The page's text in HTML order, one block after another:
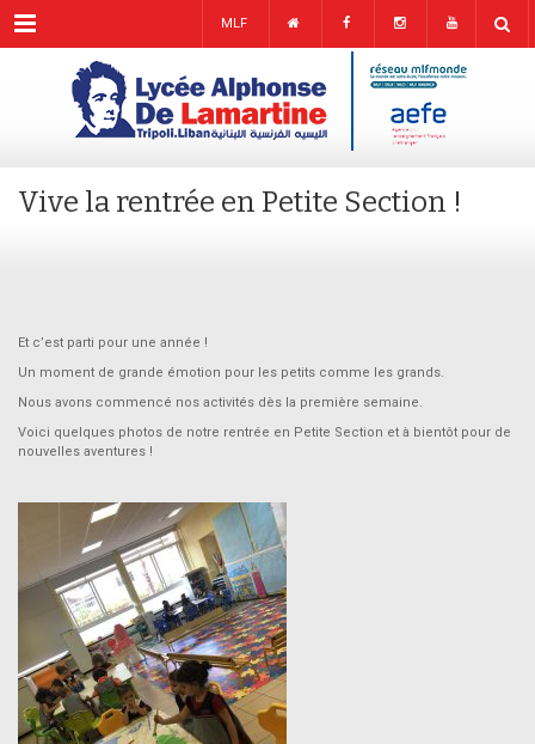
Menu MLF
Vive la rentrée en Petite Section !
Et c’est parti pour une année !
Un moment de grande émotion pour les petits comme les grands.
Nous avons commencé nos activités dès la première semaine.
Voici quelques photos de notre rentrée en Petite Section et à bientôt pour de
nouvelles aventures !